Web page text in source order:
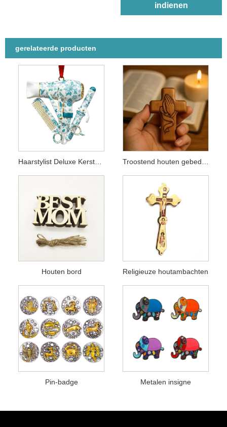
indienen
gerelateerde producten
Houten bord Religieuze houtambachten
Pin-badge Metalen insigne